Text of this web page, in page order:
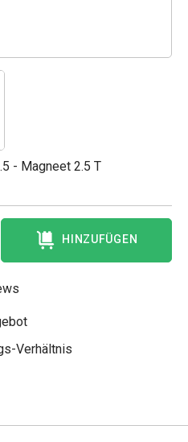
- Magneet 2.5 T
HINZUFÜGEN
Verhältnis